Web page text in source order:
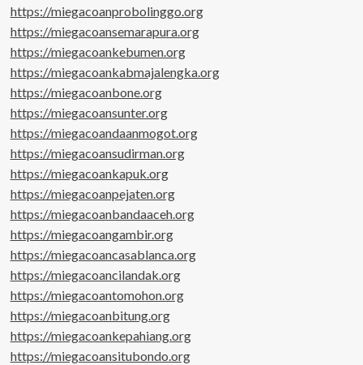
https://miegacoanprobolinggo.org
https://miegacoansemarapura.org
https://miegacoankebumen.org
https://miegacoankabmajalengka.org
https://miegacoanbone.org
https://miegacoansunter.org
https://miegacoandaanmogot.org
https://miegacoansudirman.org
https://miegacoankapuk.org
https://miegacoanpejaten.org
https://miegacoanbandaaceh.org
https://miegacoangambir.org
https://miegacoancasablanca.org
https://miegacoancilandak.org
https://miegacoantomohon.org
https://miegacoanbitung.org
https://miegacoankepahiang.org
https://miegacoansitubondo.org